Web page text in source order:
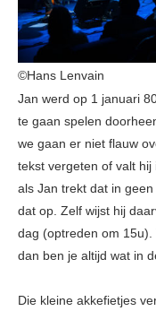
©Hans Lenvain
Jan werd op 1 januari
te gaan spelen
we gaan er niet flauw
tekst vergeten of valt
als Jan trekt dat in
dat op. Zelf wijst hij
dag (optreden om
dan ben je altijd wat in
Die kleine akkefietjes